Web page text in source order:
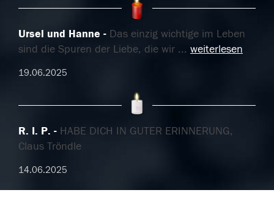
Ursel und Hanne
Das einzig wichtige im Leben
sind die Spuren der Liebe, die wir ... weiterlesen
19.06.2025
R. I. P.
HABE DICH IN GUTER ERINNERUNG,
Claus Tröndle
14.06.2025